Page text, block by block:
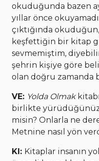
okuduğunda bazen
yıllar önce
çıktığında
keşfettiğin bir kitap
sevmemiştim,
şehrin kişiye göre
olan doğru zamanda
VE: Yolda Olmak
birlikte
misin? Onlarla ne
Metnine nasıl yön
KI: Kitaplar insanın